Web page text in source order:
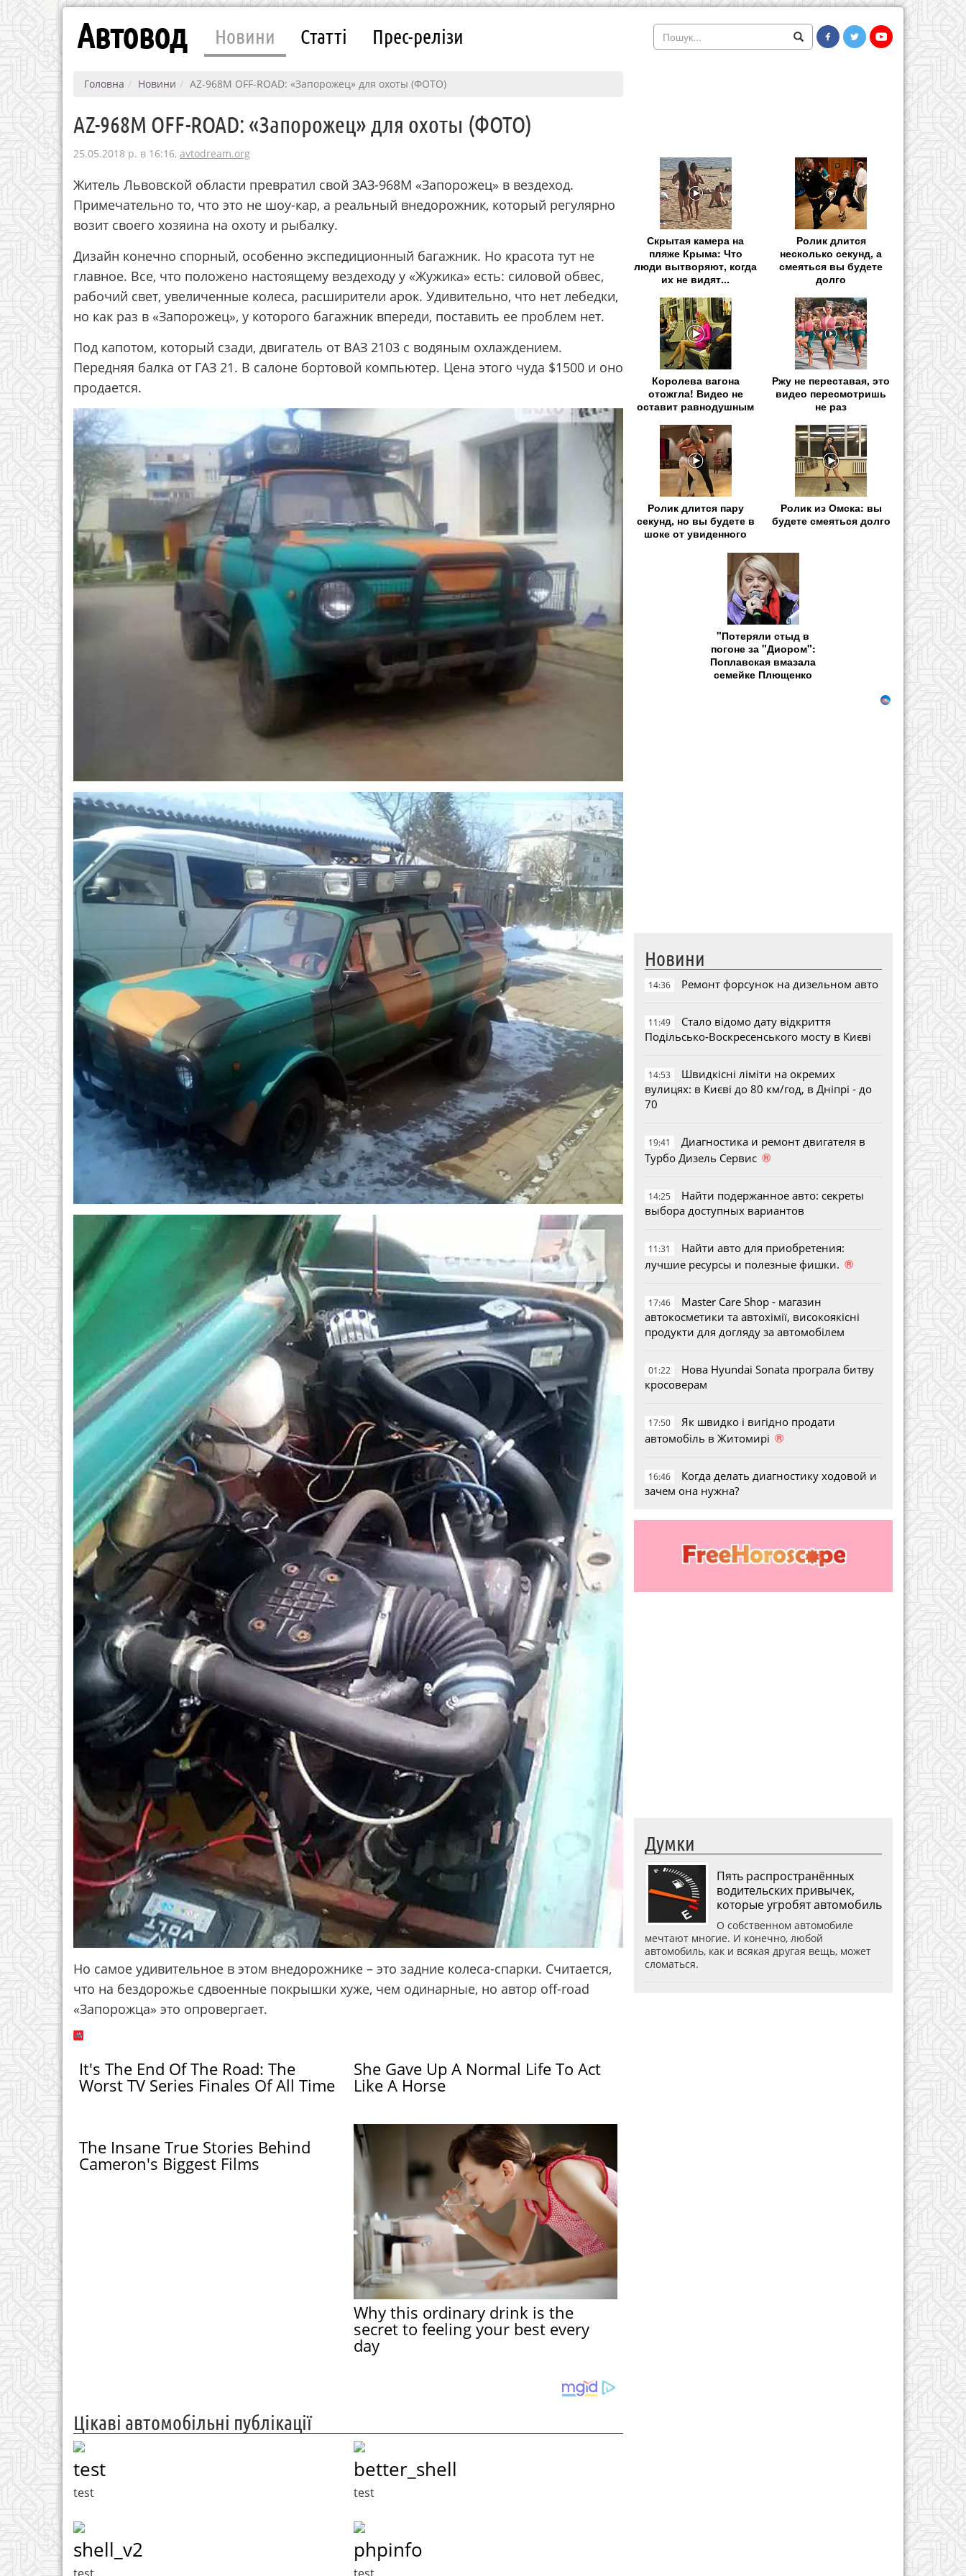
Автовод Новини Статті Прес-релізи
Головна Новини AZ-968М OFF-ROAD: «Запорожец» для охоты (ФОТО)
AZ-968М OFF-ROAD: «Запорожец» для охоты (ФОТО)
25.05.2018 р. в 16:16, avtodream.org
Житель Львовской области превратил свой ЗАЗ-968М «Запорожец» в вездеход.
Примечательно то, что это не шоу-кар, а реальный внедорожник, который регулярно
возит своего хозяина на охоту и рыбалку.
Дизайн конечно спорный, особенно экспедиционный багажник. Но красота тут не
главное. Все, что положено настоящему вездеходу у «Жужика» есть: силовой обвес,
рабочий свет, увеличенные колеса, расширители арок. Удивительно, что нет лебедки,
но как раз в «Запорожец», у которого багажник впереди, поставить ее проблем нет.
Под капотом, который сзади, двигатель от ВАЗ 2103 с водяным охлаждением.
Передняя балка от ГАЗ 21. В салоне бортовой компьютер. Цена этого чуда $1500 и оно
продается.
Но самое удивительное в этом внедорожнике – это задние колеса-спарки. Считается,
что на бездорожье сдвоенные покрышки хуже, чем одинарные, но автор off-road
«Запорожца» это опровергает.
It's The End Of The Road: The
Worst TV Series Finales Of All Time
She Gave Up A Normal Life To Act
Like A Horse
The Insane True Stories Behind
Cameron's Biggest Films
Why this ordinary drink is the
secret to feeling your best every
day
Цікаві автомобільні публікації
test
test
better_shell
test
shell_v2 phpinfo
Скрытая камера на
пляже Крыма: Что
люди вытворяют, когда
их не видят...
Ролик длится
несколько секунд, а
смеяться вы будете
долго
Королева вагона
отожгла! Видео не
оставит равнодушным
Ржу не переставая, это
видео пересмотришь
не раз
Ролик длится пару
секунд, но вы будете в
шоке от увиденного
Ролик из Омска: вы
будете смеяться долго
"Потеряли стыд в
погоне за "Диором":
Поплавская вмазала
семейке Плющенко
Новини
14:36 Ремонт форсунок на дизельном авто
11:49
Стало відомо дату відкриття
Подільсько-Воскресенського мосту в Києві
14:53
Швидкісні ліміти на окремих
вулицях: в Києві до 80 км/год, в Дніпрі - до
70
19:41
Диагностика и ремонт двигателя в
Турбо Дизель Сервис ®
14:25
Найти подержанное авто: секреты
выбора доступных вариантов
11:31
Найти авто для приобретения:
лучшие ресурсы и полезные фишки. ®
17:46
Master Care Shop - магазин
автокосметики та автохімії, високоякісні
продукти для догляду за автомобілем
01:22
Нова Hyundai Sonata програла битву
кросоверам
17:50
Як швидко і вигідно продати
автомобіль в Житомирі ®
16:46
Когда делать диагностику ходовой и
зачем она нужна?
Думки
Пять распространённых
водительских привычек,
которые угробят автомобиль
О собственном автомобиле
мечтают многие. И конечно, любой
автомобиль, как и всякая другая вещь, может
сломаться.